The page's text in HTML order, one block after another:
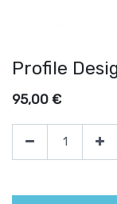
Profile
95,00 €